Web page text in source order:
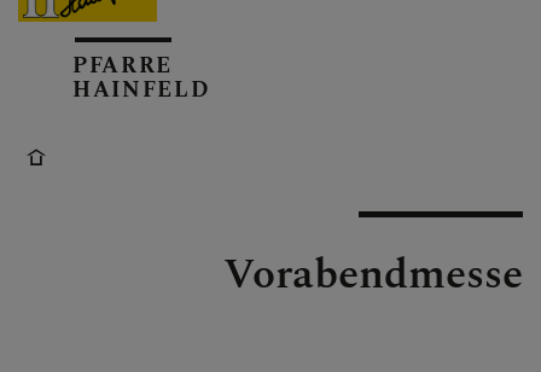
AKTUELL
GOTTESDIENSTE
PFARRE
HAINFELD
Vorabendmesse